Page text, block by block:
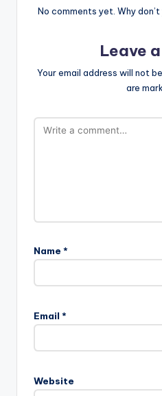
No comments yet. Why
Leave
Your email address will not
are
Name *
Email *
Website